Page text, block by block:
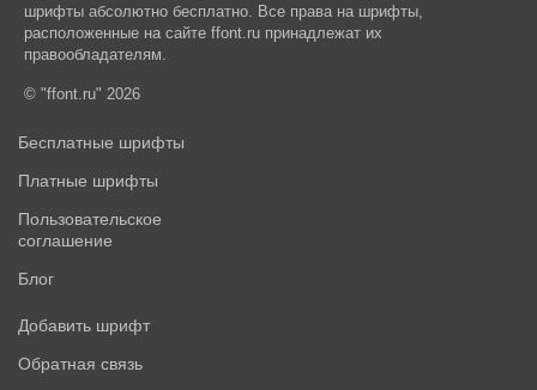
шрифты абсолютно бесплатно. Все права на шрифты,
расположенные на сайте ffont.ru принадлежат их
правообладателям.
© "ffont.ru" 2026
Бесплатные шрифты
Платные шрифты
Пользовательское
соглашение
Блог
Добавить шрифт
Обратная связь